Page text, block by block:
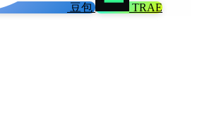
豆包 TRAE